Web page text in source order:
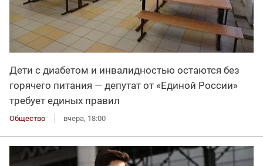
Дети с диабетом и инвалидностью остаются без
горячего питания — депутат от «Единой России»
требует единых правил
Общество вчера, 18:00